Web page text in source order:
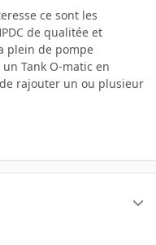
ce sont les
de qualitée et
plein de pompe
Tank O-matic en
rajouter un ou plusieur